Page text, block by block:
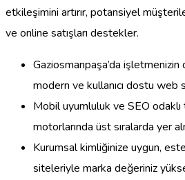
etkileşimini artırır, potansiyel
ve online satışları destekler.
Gaziosmanpaşa’da işletmenizin
modern ve kullanıcı dostu web
Mobil uyumluluk ve SEO odaklı
motorlarında üst sıralarda yer
Kurumsal kimliğinize uygun,
siteleriyle marka değeriniz